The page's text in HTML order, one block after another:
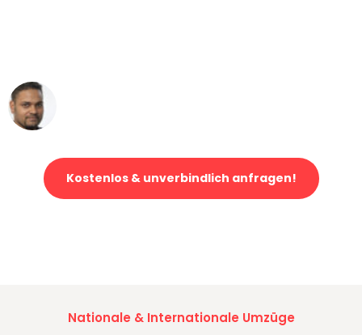
Kostenlos & unverbindlich anfragen!
Nationale & Internationale Umzüge